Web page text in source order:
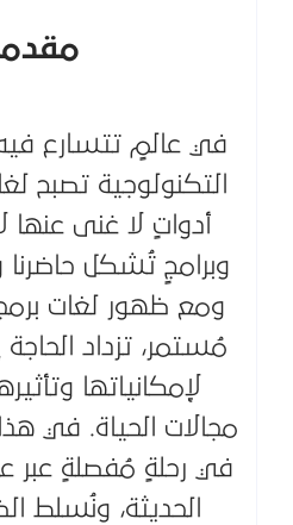
في عالمٍ تتسارع فيه
التكنولوجية تصبح
أدواتٍ لا غنى عنها
وبرامجٍ تُشكل حاضرنا
ومع ظهور لغات
مُستمر، تزداد
لإمكانياتها
مجالات الحياة. في
في رحلةٍ مُفصلةٍ عبر
الحديثة، ونُسلط